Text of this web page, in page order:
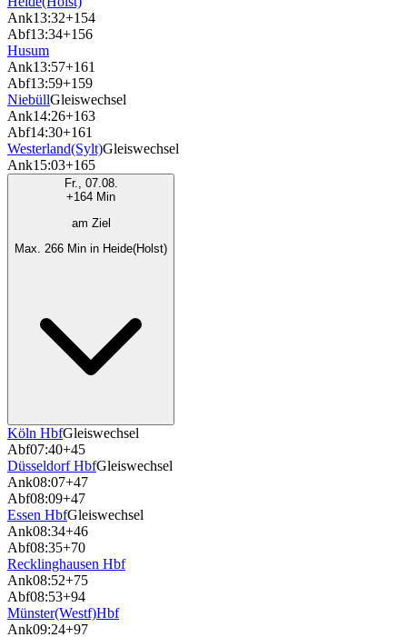
Ank13:32+154
Abf13:34+156
Husum
Ank13:57+161
Abf13:59+159
NiebüllGleiswechsel
Ank14:26+163
Abf14:30+161
Westerland(Sylt)Gleiswechsel
Ank15:03+165
Fr., 07.08.
+164 Min
am Ziel
Max. 266 Min in Heide(Holst)
Köln HbfGleiswechsel
Abf07:40+45
Düsseldorf HbfGleiswechsel
Ank08:07+47
Abf08:09+47
Essen HbfGleiswechsel
Ank08:34+46
Abf08:35+70
Recklinghausen Hbf
Ank08:52+75
Abf08:53+94
Münster(Westf)Hbf
Ank09:24+97